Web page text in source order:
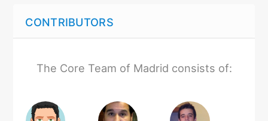
CONTRIBUTORS
The Core Team of Madrid consists of: